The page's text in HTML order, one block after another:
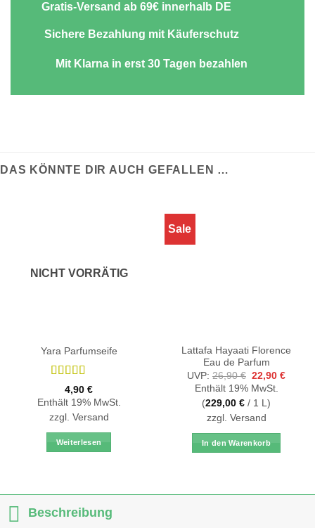
Gratis-Versand ab 69€ innerhalb DE
Sichere Bezahlung mit Käuferschutz
Mit Klarna in erst 30 Tagen bezahlen
DAS KÖNNTE DIR AUCH GEFALLEN …
NICHT VORRÄTIG
Yara Parfumseife
Bewertet
mit5von 5
4,90 €
Enthält 19% MwSt.
zzgl. Versand
Weiterlesen
Sale
Lattafa Hayaati Florence
Eau de Parfum
UVP: 26,90€
Preis
war:
26,90 €
22,90€
Enthält 19% MwSt.
(229,00 € / 1 L)
zzgl. Versand
In den Warenkorb
Beschreibung